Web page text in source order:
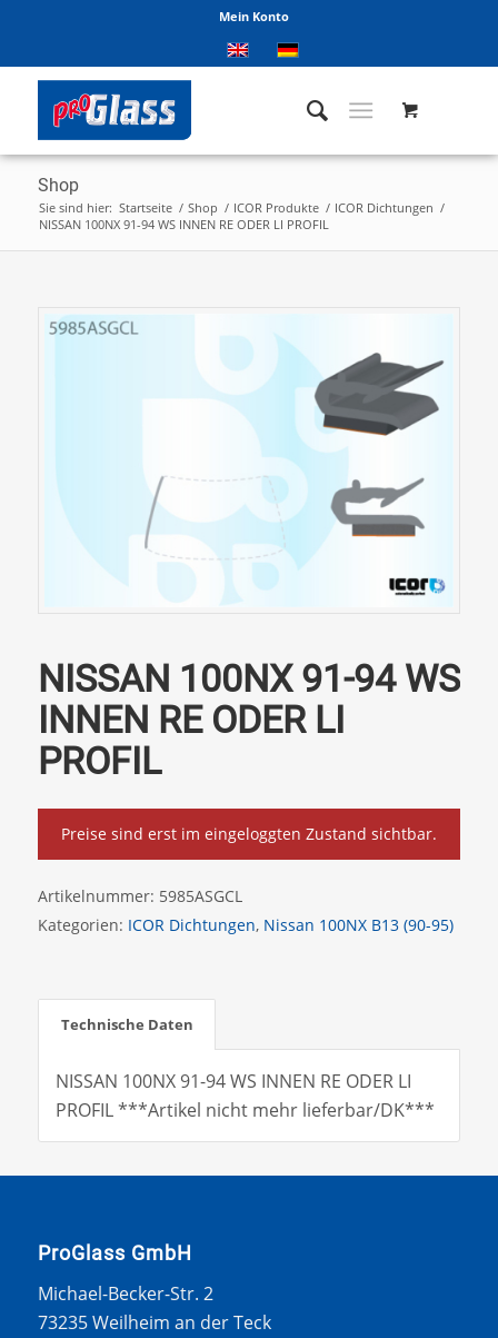
Mein Konto
Shop
Sie sind hier: Startseite / Shop / ICOR Produkte / ICOR Dichtungen /
NISSAN 100NX 91-94 WS INNEN RE ODER LI PROFIL
NISSAN 100NX 91-94 WS
INNEN RE ODER LI
PROFIL
Preise sind erst im eingeloggten Zustand sichtbar.
Artikelnummer: 5985ASGCL
Kategorien: ICOR Dichtungen, Nissan 100NX B13 (90-95)
Technische Daten
NISSAN 100NX 91-94 WS INNEN RE ODER LI
PROFIL ***Artikel nicht mehr lieferbar/DK***
ProGlass GmbH
Michael-Becker-Str. 2
73235 Weilheim an der Teck